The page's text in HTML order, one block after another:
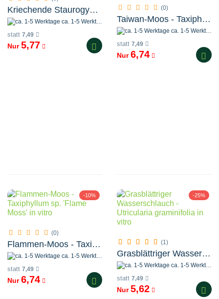
Kriechende Staurogyne - Staurogyne repens in vitro
ca. 1-5 Werktage
statt 7,49
Nur5,77
(0)
Taiwan-Moos - Taxiphyllum alternans ´Taiwan´ in vitro
ca. 1-5 Werktage
statt 7,49
Nur6,74
-10%
(0)
Flammen-Moos - Taxiphyllum sp. 'Flame Moss' in vitro
ca. 1-5 Werktage
statt 7,49
Nur6,74
-25%
(1)
Grasblättriger Wasserschlauch - Utricularia graminifolia in vitro
ca. 1-5 Werktage
statt 7,49
Nur5,62